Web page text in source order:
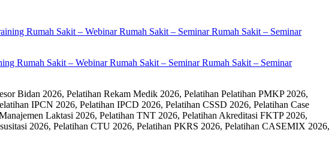
Rumah Sakit – Webinar Rumah Sakit – Seminar Rumah Sakit – Seminar
Bidan 2026, Pelatihan Rekam Medik 2026, Pelatihan Pelatihan PMKP 2026,
IPCN 2026, Pelatihan IPCD 2026, Pelatihan CSSD 2026, Pelatihan Case
Laktasi 2026, Pelatihan TNT 2026, Pelatihan Akreditasi FKTP 2026,
2026, Pelatihan CTU 2026, Pelatihan PKRS 2026, Pelatihan CASEMIX 2026,